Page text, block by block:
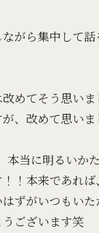
がら集中して
めてそう思い
、改めて思いま
本当に明るいか
！本来であれ
ずがいつもい
ございます笑